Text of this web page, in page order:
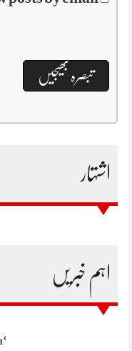
اشتہار
اہم خبریں